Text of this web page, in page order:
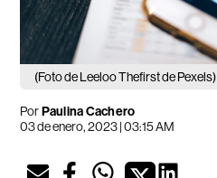
(Foto de Leeloo Thefirst de Pexels)
PorPaulina Cachero
03 de enero, 2023 | 03:15 AM